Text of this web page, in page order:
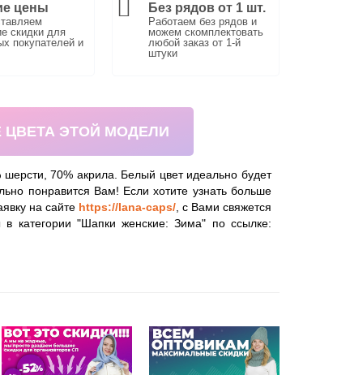
цены
скидки для
покупателей и
Без рядов от 1 шт.
Работаем без рядов и
можем скомплектовать
любой заказ от 1-й
штуки
ЦВЕТА ЭТОЙ МОДЕЛИ
70% акрила. Белый цвет идеально будет
понравится Вам! Если хотите узнать больше
на сайте https://lana-caps/, с Вами свяжется
в категории "Шапки женские: Зима" по ссылке: